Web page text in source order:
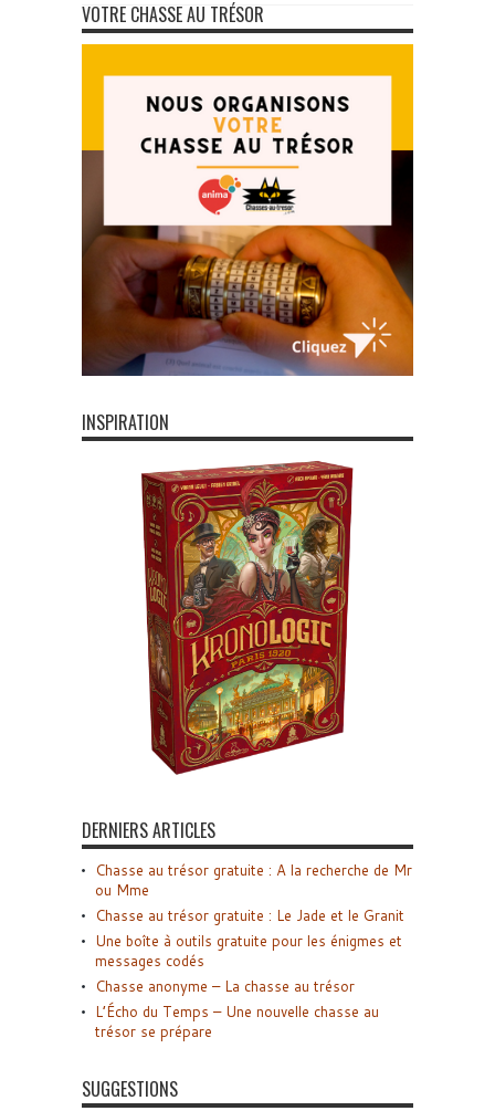
VOTRE CHASSE AU TRÉSOR
INSPIRATION
DERNIERS ARTICLES
Chasse au trésor gratuite : A la recherche de Mr
ou Mme
Chasse au trésor gratuite : Le Jade et le Granit
Une boîte à outils gratuite pour les énigmes et
messages codés
Chasse anonyme – La chasse au trésor
L’Écho du Temps – Une nouvelle chasse au
trésor se prépare
SUGGESTIONS